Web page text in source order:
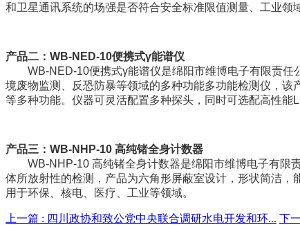
和卫星通讯系统的场强是否符合安全标准限值测量、工业领
产品二：WB-NED-10便携式γ能谱仪
WB-NED-10便携式γ能谱仪是绵阳市维博电子有限责任
境废物监测、反恐防暴等领域的多种功能多功能检测仪，
等多种功能。仪器可灵活配置多种探头，同时可选配高性能
产品三：WB-NHP-10 高纯锗全身计数器
WB-NHP-10 高纯锗全身计数器是绵阳市维博电子有限责
体所放射性的检测，产品为六角形屏蔽室设计，形状简洁
用于环保、核电、医疗、工业等领域。
上一篇 : 四川政协和致公党中央联合调研水电开发和环... 下